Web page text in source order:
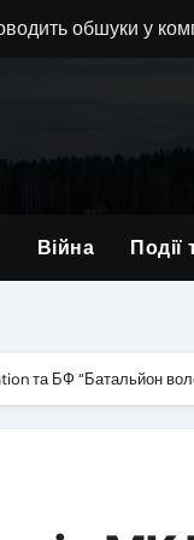
обшуки у
позиції
— у липні
відмови від
Війна Події
та БФ “Батальйон